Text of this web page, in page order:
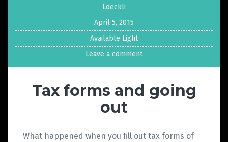
Loeckli
April 5, 2015
Available Light
Leave a comment
Tax forms and going
out
What happened when you fill out tax forms of